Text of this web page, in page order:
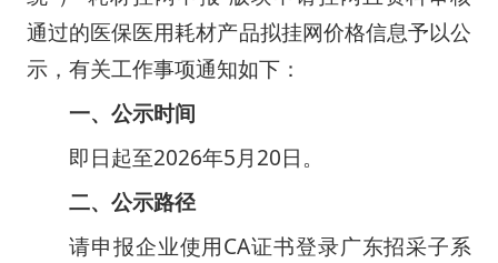
通过的医保医用耗材产品拟挂网价格信息予以公
示，有关工作事项通知如下：
一、公示时间
即日起至2026年5月20日。
二、公示路径
请申报企业使用CA证书登录广东招采子系